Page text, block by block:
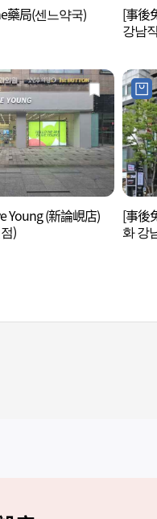
藥局(센느약국)
[事後
강남
Young (新論峴店)
)
[事後
화 강